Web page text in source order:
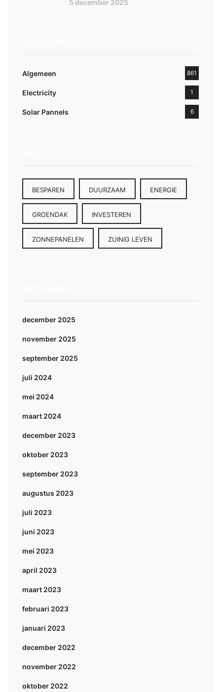
5 december 2025
Algemeen 861
Electricity 1
Solar Pannels 6
BESPAREN DUURZAAM ENERGIE
GROENDAK INVESTEREN
ZONNEPANELEN ZUINIG LEVEN
december 2025
november 2025
september 2025
juli 2024
mei 2024
maart 2024
december 2023
oktober 2023
september 2023
augustus 2023
juli 2023
juni 2023
mei 2023
april 2023
maart 2023
februari 2023
januari 2023
december 2022
november 2022
oktober 2022